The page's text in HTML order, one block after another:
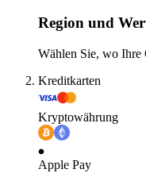
Region und
Wählen Sie, wo Ihre
Kreditkarten
Kryptowährung
Apple Pay